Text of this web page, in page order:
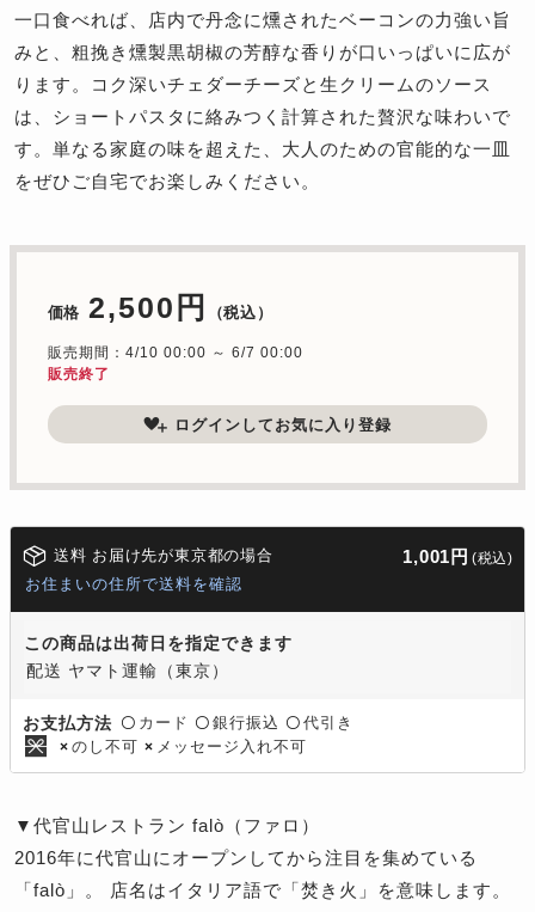
一口食べれば、店内で丹念に燻されたベーコンの力強い旨
みと、粗挽き燻製黒胡椒の芳醇な香りが口いっぱいに広が
ります。コク深いチェダーチーズと生クリームのソース
は、ショートパスタに絡みつく計算された贅沢な味わいで
す。単なる家庭の味を超えた、大人のための官能的な一皿
をぜひご自宅でお楽しみください。
価格 2,500円 （税込）
販売期間：4/10 00:00 ～ 6/7 00:00
販売終了
ログインしてお気に入り登録
送料 お届け先が東京都の場合 1,001円 (税込)
お住まいの住所で送料を確認
この商品は出荷日を指定できます
配送 ヤマト運輸（東京）
お支払方法 〇 カード 〇 銀行振込 〇 代引き
× のし不可 × メッセージ入れ不可
▼代官山レストラン falò（ファロ）
2016年に代官山にオープンしてから注目を集めている
「falò」。 店名はイタリア語で「焚き火」を意味します。